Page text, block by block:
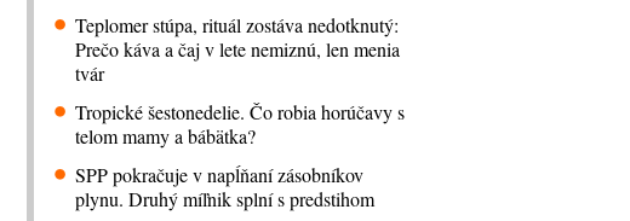
Teplomer stúpa, rituál zostáva nedotknutý:
Prečo káva a čaj v lete nemiznú, len menia
tvár
Tropické šestonedelie. Čo robia horúčavy s
telom mamy a bábätka?
SPP pokračuje v napĺňaní zásobníkov
plynu. Druhý míľnik splní s predstihom